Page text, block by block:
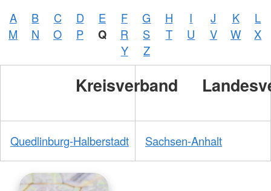
A B C D E F G H I J K
L
M
N O P Q R S T U V W
X
Y
Z
Kreisverband
Quedlinburg-Halberstadt Sachsen-Anhalt